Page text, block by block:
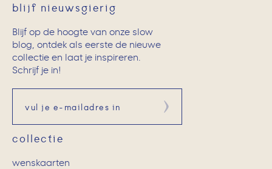
blijf nieuwsgierig
Blijf op de hoogte van onze slow
blog, ontdek als eerste de nieuwe
collectie en laat je inspireren.
Schrijf je in!
Aanmelden
collectie
wenskaarten